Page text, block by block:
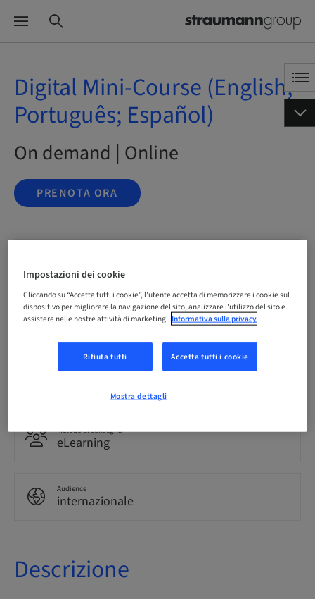
Digital Mini-Course (English;
Português; Español)
On demand | Online
PRENOTA ORA
prenotabile
Lingua
Inglese
Punti
Metodo di consegna
eLearning
Audience
internazionale
Descrizione
Impostazioni dei cookie
Cliccando su “Accetta tutti i cookie”, l'utente accetta di memorizzare i cookie sul
dispositivo per migliorare la navigazione del sito, analizzare l'utilizzo del sito e
assistere nelle nostre attività di marketing. Informativa sulla privacy
Rifiuta tutti Accetta tutti i cookie
Mostra dettagli